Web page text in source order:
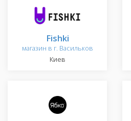
Fishki
магазин в г. Васильков
Киев